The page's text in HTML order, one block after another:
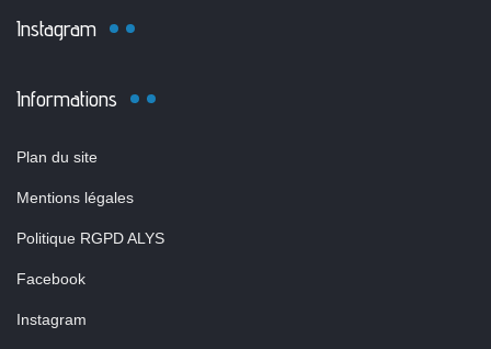
Instagram
Informations
Plan du site
Mentions légales
Politique RGPD ALYS
Facebook
Instagram